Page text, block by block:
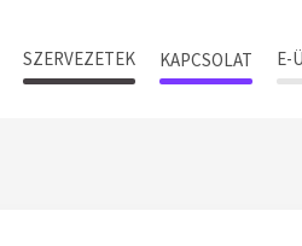
SZERVEZETEK KAPCSOLAT E-